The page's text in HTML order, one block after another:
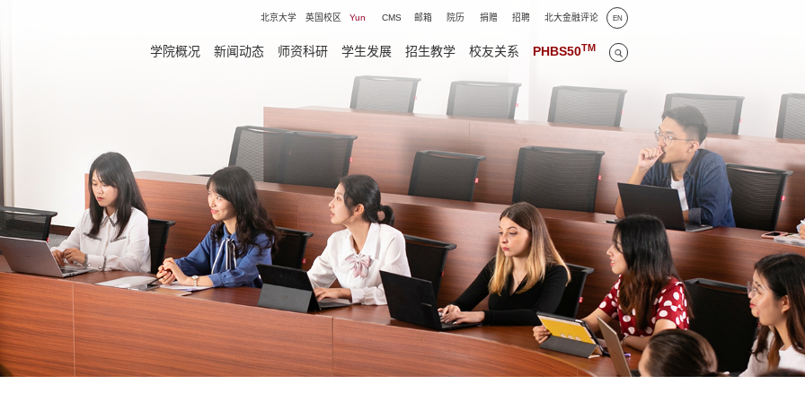
北京大学 英国校区 Yun CMS 邮箱 院历 捐赠 招聘 北大金融评论 EN
学院概况 新闻动态 师资科研 学生发展 招生教学 校友关系 PHBS50TM